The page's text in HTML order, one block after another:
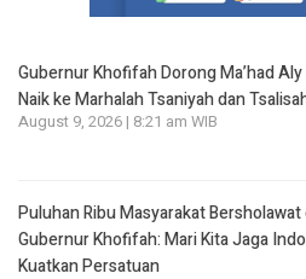
Gubernur Khofifah Dorong Ma’had
Naik ke Marhalah Tsaniyah dan
August 9, 2026 | 8:21 am WIB
Puluhan Ribu Masyarakat Bersholawat
Gubernur Khofifah: Mari Kita Jaga
Kuatkan Persatuan